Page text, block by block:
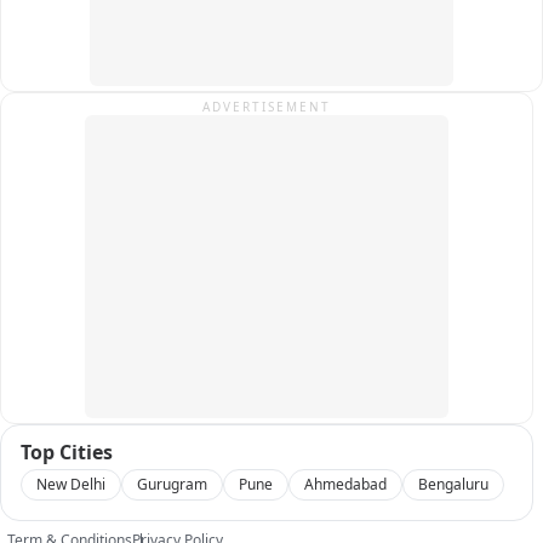
प्रयास जारी है. यह लोग पिछले कई महीनों से नकली अंग्रेजी शराब बनाकर
ADVERTISEMENT
Top Cities
New Delhi Gurugram Pune Ahmedabad Bengaluru